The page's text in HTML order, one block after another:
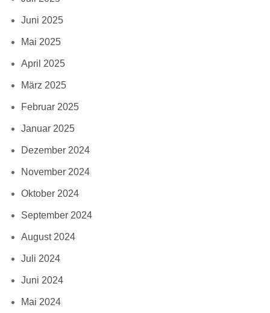
Juni 2025
Mai 2025
April 2025
März 2025
Februar 2025
Januar 2025
Dezember 2024
November 2024
Oktober 2024
September 2024
August 2024
Juli 2024
Juni 2024
Mai 2024